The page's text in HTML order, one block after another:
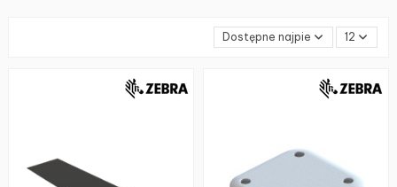
Dostępne najpierw 12